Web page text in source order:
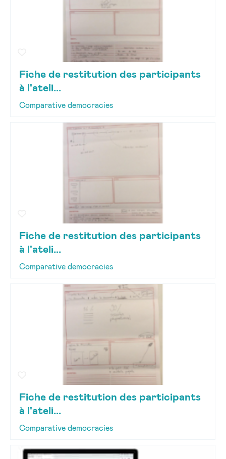
Fiche de restitution des participants
à l'ateli...
Comparative democracies
Fiche de restitution des participants
à l'ateli...
Comparative democracies
Fiche de restitution des participants
à l'ateli...
Comparative democracies